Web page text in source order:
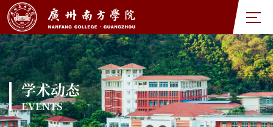
学术动态
EVENTS